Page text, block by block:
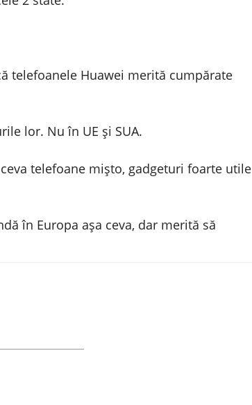
telefoanele Huawei merită cumpărate
lor. Nu în UE și SUA.
telefoane mișto, gadgeturi foarte utile
în Europa așa ceva, dar merită să